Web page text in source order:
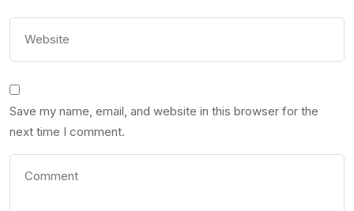
Save my name, email, and website in this browser for the
next time I comment.